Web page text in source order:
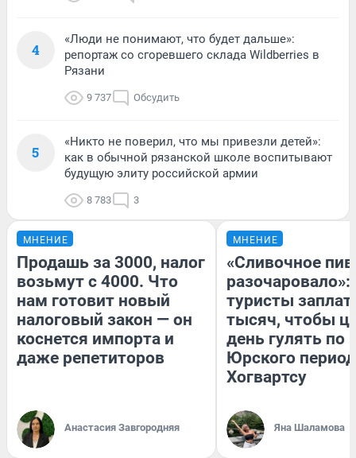
4
«Люди не понимают, что будет дальше»:
репортаж со сгоревшего склада Wildberries в
Рязани
9 737 Обсудить
5
«Никто не поверил, что мы привезли детей»:
как в обычной рязанской школе воспитывают
будущую элиту российской армии
8 783 3
МНЕНИЕ
Продашь за 3000, налог
возьмут с 4000. Что
нам готовит новый
налоговый закон — он
коснется импорта и
даже репетиторов
Анастасия Завгородняя
МНЕНИЕ
«Сливочное
разочаровало»:
туристы
тысяч, чтобы
день гулять по
Юрского
Хогвартсу
Яна Шаламова